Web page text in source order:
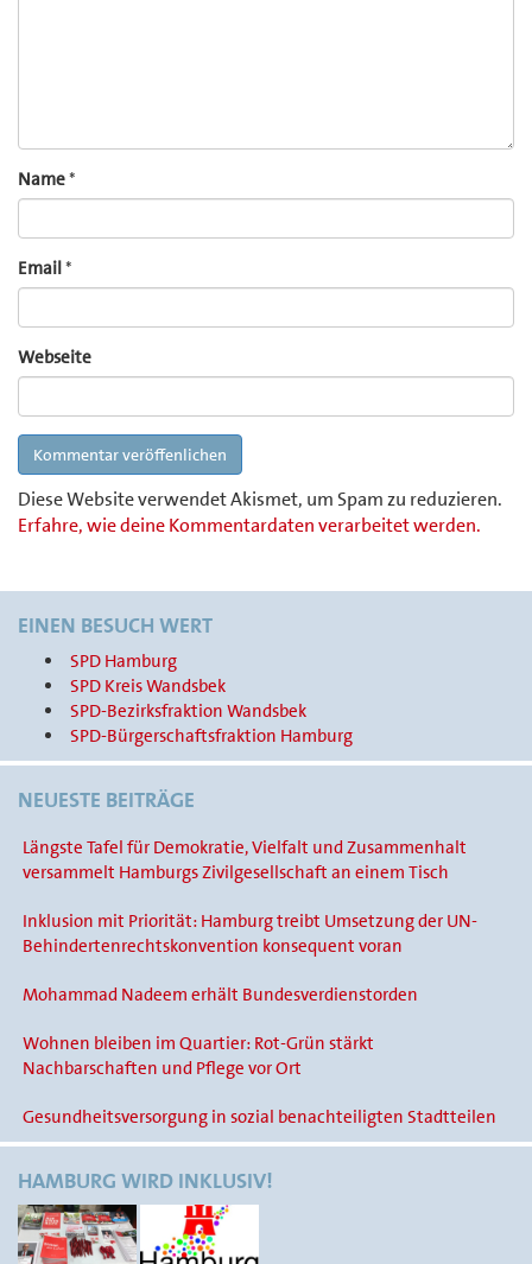
Name*
Email*
Webseite
Diese Website verwendet Akismet, um Spam zu reduzieren.
Erfahre, wie deine Kommentardaten verarbeitet werden.
EINEN BESUCH WERT
SPD Hamburg
SPD Kreis Wandsbek
SPD-Bezirksfraktion Wandsbek
SPD-Bürgerschaftsfraktion Hamburg
NEUESTE BEITRÄGE
Längste Tafel für Demokratie, Vielfalt und Zusammenhalt
versammelt Hamburgs Zivilgesellschaft an einem Tisch
Inklusion mit Priorität: Hamburg treibt Umsetzung der UN-
Behindertenrechtskonvention konsequent voran
Mohammad Nadeem erhält Bundesverdienstorden
Wohnen bleiben im Quartier: Rot-Grün stärkt
Nachbarschaften und Pflege vor Ort
Gesundheitsversorgung in sozial benachteiligten Stadtteilen
HAMBURG WIRD INKLUSIV!